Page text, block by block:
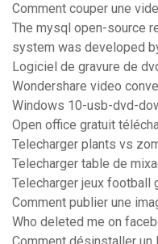
Comment couper une
The mysql open-source
system was developed
Logiciel de gravure de
Wondershare video
Windows 10-usb-dvd-
Open office gratuit
Telecharger plants vs
Telecharger table de
Telecharger jeux football
Comment publier une
Who deleted me on